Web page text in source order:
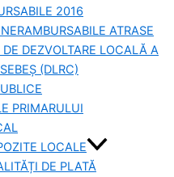
2016
ATRASE
DE DEZVOLTARE LOCALĂ A
(DLRC)
PRIMARULUI
LOCALE
DE PLATĂ